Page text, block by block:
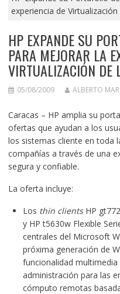
experiencia de
HP EXPANDE SU
PARA MEJORAR LA
VIRTUALIZACIÓN DE
05/08/2009 ALBERTO
Caracas – HP amplia su
ofertas que ayudan a los
los sistemas cliente en toda
compañías a través de una
segura y confiable.
La oferta incluye:
Los thin clients HP
y HP t5630w Flexible
centrales del Microsoft
próxima generación de
funcionalidad
administración para las
cómputo remotas